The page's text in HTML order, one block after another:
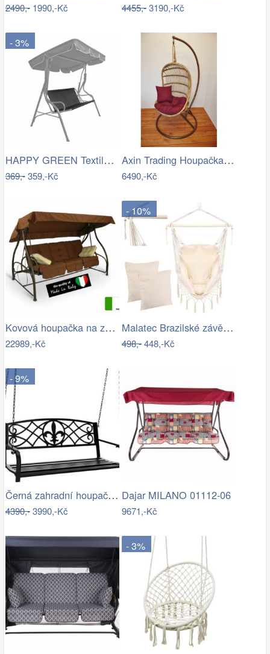
2490,-1990,-Kč 4455,-3190,-Kč
- 3%
HAPPY GREEN Textilní sedák na houpačku,…
369,-359,-Kč
Axin Trading Houpačka závěsná Bella se…
6490,-Kč
Kovová houpačka na zahradu - VGD
22989,-Kč
- 10%
Malatec Brazilské závěsné houpací…
498,-448,-Kč
- 9%
Černá zahradní houpačka Ameli
4390,-3990,-Kč
Dajar MILANO 01112-06
9671,-Kč
- 3%